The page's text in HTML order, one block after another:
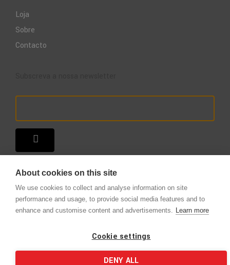
Loja
Sobre
Contacto
Copyright © 2025 – A Loja do Extintor .Todos os direitos reservados.
About cookies on this site
We use cookies to collect and analyse information on site
performance and usage, to provide social media features and to
enhance and customise content and advertisements. Learn more
Cookie settings
DENY ALL